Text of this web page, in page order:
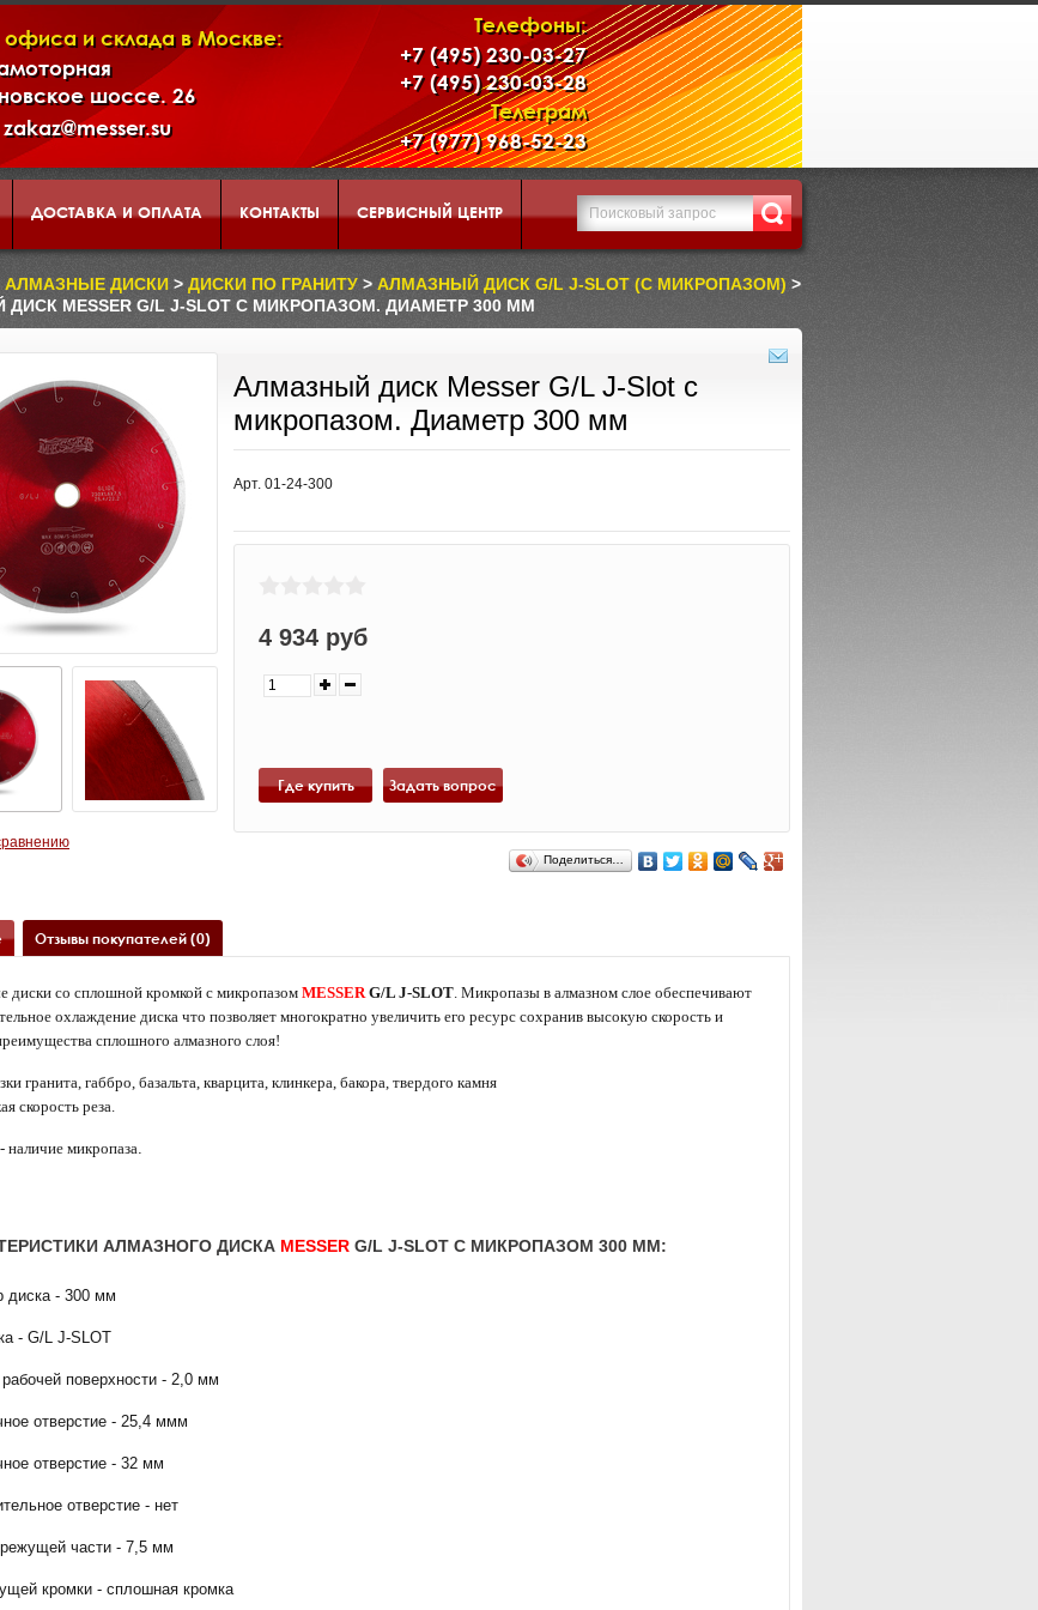
и склада в Москве:
шоссе. 26
Телефоны:
+7 (495) 230-03-27
+7 (495) 230-03-28
Телеграм
+7 (977) 968-52-23
ДОСТАВКА И ОПЛАТА КОНТАКТЫ СЕРВИСНЫЙ ЦЕНТР
КОРЗИНА О НАС
ИНСТРУМЕНТА И ОБОРУДОВАНИЯ MESSER
АЛМАЗНЫЕ ДИСКИ > ДИСКИ ПО ГРАНИТУ > АЛМАЗНЫЙ ДИСК G/L J-SLOT (С МИКРОПАЗОМ) >
MESSER G/L J-SLOT С МИКРОПАЗОМ. ДИАМЕТР 300 ММ
Алмазный диск Messer G/L J-Slot с
микропазом. Диаметр 300 мм
Арт. 01-24-300
4 934 руб
Где купить
Поделиться…
Отзывы покупателей (0)
диски со сплошной кромкой с микропазом MESSERG/L J-SLOT. Микропазы в алмазном слое обеспечивают
охлаждение диска что позволяет многократно увеличить его ресурс сохранив высокую скорость и
сплошного алмазного слоя!
гранита, габбро, базальта, кварцита, клинкера, бакора, твердого камня
скорость реза.
- наличие микропаза.
АЛМАЗНОГО ДИСКА MESSER G/L J-SLOT С МИКРОПАЗОМ 300 ММ:
диска - 300 мм
- G/L J-SLOT
поверхности - 2,0 мм
отверстие - 25,4 ммм
отверстие - 32 мм
отверстие - нет
части - 7,5 мм
кромки - сплошная кромка